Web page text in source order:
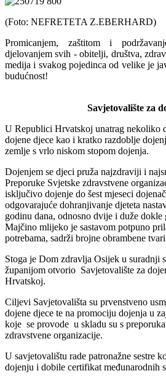
(Foto: NEFRETETA Z.EBERHARD)
Promicanjem, zaštitom i
djelovanjem svih - obitelji, društva,
medija i svakog pojedinca od velike je
budućnost!
Savjetovalište za
U Republici Hrvatskoj unatrag nekoliko
dojene djece kao i kratko razdoblje
zemlje s vrlo niskom stopom dojenja.
Dojenjem se djeci pruža najzdraviji i
Preporuke Svjetske zdravstvene
isključivo dojenje do šest mjeseci
odgovarajuće dohranjivanje djeteta
godinu dana, odnosno dvije i duže
Majčino mlijeko je sastavom potpuno
potrebama, sadrži brojne obrambene
Stoga je Dom zdravlja Osijek u suradnji
županijom otvorio Savjetovalište za
Hrvatskoj.
Ciljevi Savjetovališta su prvenstveno
dojene djece te na promociju dojenja u
koje se provode u skladu su s
zdravstvene organizacije.
U savjetovalištu rade patronažne sestre
dojenju i dobile certifikat međunarodnih